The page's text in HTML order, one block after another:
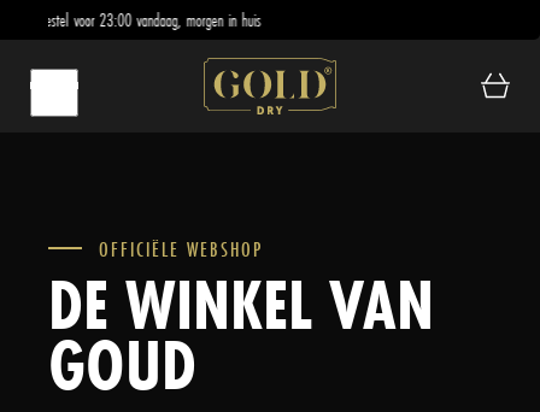
Bestel voor 23:00 vandaag, morgen in huis
OFFICIËLE WEBSHOP
DE WINKEL VAN
GOUD